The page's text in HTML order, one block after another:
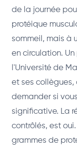
de la journée
protéique
sommeil, mais à
en circulation.
l'Université de
et ses collègues,
demander si
significative. La
contrôlés, est
grammes de